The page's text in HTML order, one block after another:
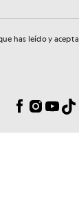
electrónico
has leído y
Facebook
Instagram